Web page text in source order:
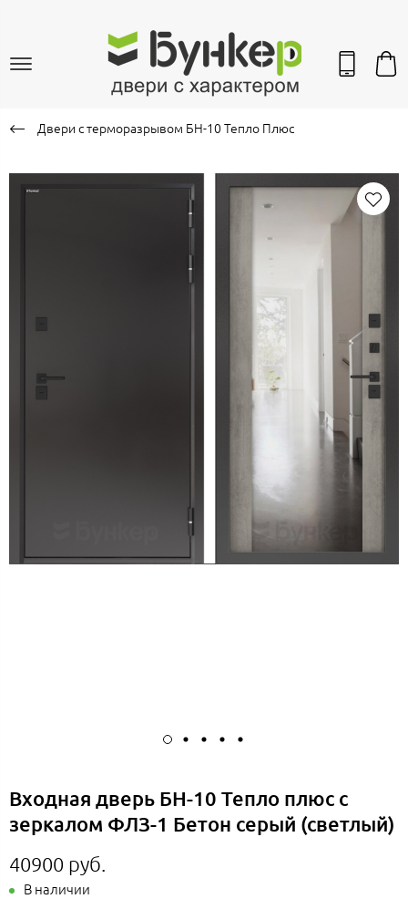
Двери с терморазрывом БН-10 Тепло Плюс
Входная дверь БН-10 Тепло плюс с
зеркалом ФЛЗ-1 Бетон серый (светлый)
40900 руб.
В наличии